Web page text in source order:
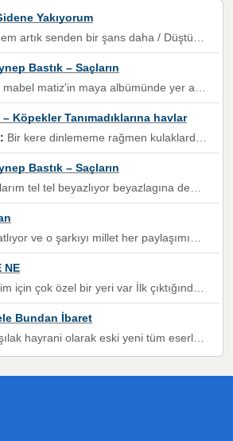
Yakıyorum
şans daha / Düştüğün zaman ben olmayacağım yanında” dizeleri, artık geçmişin tekrarına izin verilmeyeceğini, kişisel sınırların çizildiğini gösteriyor.
Bastık – Saçların
mabel matiz'in maya albümünde yer alan güzellerden. parça da şarkı hani! müzikal altyapısına vurulduğum, sözlerinde kaybolduğum bir parça olmuş.
Köpekler Tanımadıklarına havlar
Bir kere dinlememe rağmen kulaklardan gitmiyor sen sen sen sen kurban ol sen sen sen sen hayran ol yükses ses müzik dinleme sebebisiniz canlar bomba gibi patladınız maşallah
Bastık – Saçların
beyazlagına degil yanımda sen yoksun ona üzülüyorum günler bir bir geçiyor geçen günlere değil sensiz geçen günlere darılıyorum,Dinledikce asla kavusamayacagim ama asla unutamicagim sevdiğim adam için yanar içim
durum hal alıyor ki şarkıyı dinlemeden şarkıdan bikıyorsun Ama bu enteresan bir şekilde dillere dolanıyor millet olarak seviyoruz dertlerle boğuşurken bir yandan da göbek atmayi))) diyeceklerim bu kadar güzel hoş bir sayfa emeğinize sağlık arkadaşlar kolay gelsin
NE
duymuştum ve YouTube'dan aratıp Bu ilahiyi bulmuştum ve sonra müdavimi oldum günlük Ben de 3-5 kere dinleyip ezberleyip artık ilahiye bende eşlik ediyorum yüksek sesle Allah razı olsun hizmet nimettir Rabbim sizin zahmetlerinize de hayırlı nimetler versin Selam ve dua ile Allah'a emanet olun
Bundan İbaret
tüm eserlerini keyifle huzurla dinleyenlerden birisiyim, emeğine saygı duyan gönül veren bunu en güzel şekilde sevenlerine ulaştıran siz değerli sayfa yöneticilerine de teşekkür ederim